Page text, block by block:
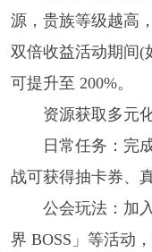
源，贵族等级越高
双倍收益活动期间(
可提升至 200%。
资源获取多元
日常任务：完
战可获得抽卡券、
公会玩法：加
界 BOSS」等活动